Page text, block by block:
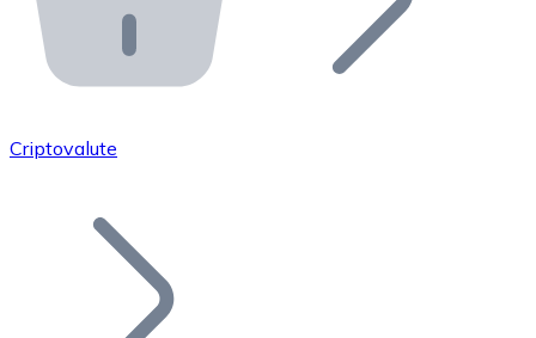
API Bitnovo
Integra la nostra API nel tuo ecosistema.
Unisciti alla nostra rete di rivenditori e
Aggiungi il token del tuo progetto al nostro servizio di
Criptovalute